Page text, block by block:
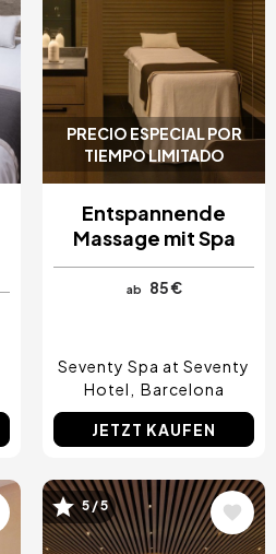
PRECIO ESPECIAL POR
TIEMPO LIMITADO
Entspannende
Massage mit Spa
ab 85 €
Seventy Spa at Seventy
Hotel
Barcelona
JETZT KAUFEN
Bild5 / 5